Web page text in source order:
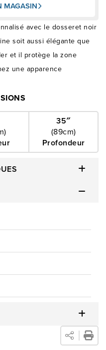
MAGASIN
avec le dosseret noir
soit aussi élégante que
et il protège la zone
une apparence
35″
(89cm)
Profondeur